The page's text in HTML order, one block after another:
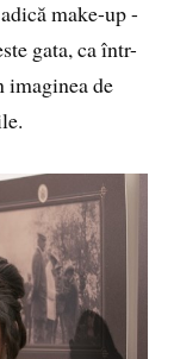
make-up -
gata, ca într-
imaginea de